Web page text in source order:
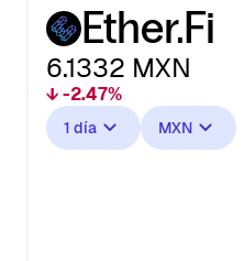
Ether.Fi
6.1332 MXN
↓ -2.47%
1 día MXN